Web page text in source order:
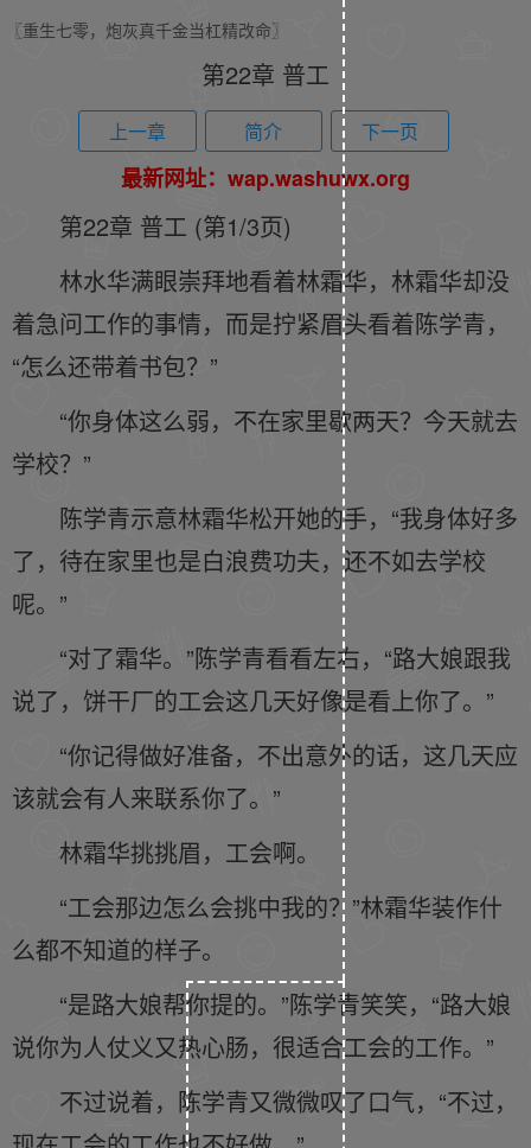
〖重生七零，炮灰真千金当杠精改命〗
第22章 普工
上一章 简介 下一页
最新网址：wap.washuwx.org
第22章 普工 (第1/3页)
林水华满眼崇拜地看着林霜华，林霜华却没
着急问工作的事情，而是拧紧眉头看着陈学青，
“怎么还带着书包？”
“你身体这么弱，不在家里歇两天？今天就去
学校？”
陈学青示意林霜华松开她的手，“我身体好多
了，待在家里也是白浪费功夫，还不如去学校
呢。”
“对了霜华。”陈学青看看左右，“路大娘跟我
说了，饼干厂的工会这几天好像是看上你了。”
“你记得做好准备，不出意外的话，这几天应
该就会有人来联系你了。”
林霜华挑挑眉，工会啊。
“工会那边怎么会挑中我的？”林霜华装作什
么都不知道的样子。
“是路大娘帮你提的。”陈学青笑笑，“路大娘
说你为人仗义又热心肠，很适合工会的工作。”
不过说着，陈学青又微微叹了口气，“不过，